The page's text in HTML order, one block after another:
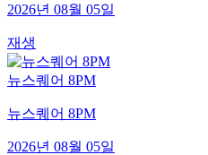
2026년 08월 05일
재생
뉴스퀘어 8PM
뉴스퀘어 8PM
2026년 08월 05일